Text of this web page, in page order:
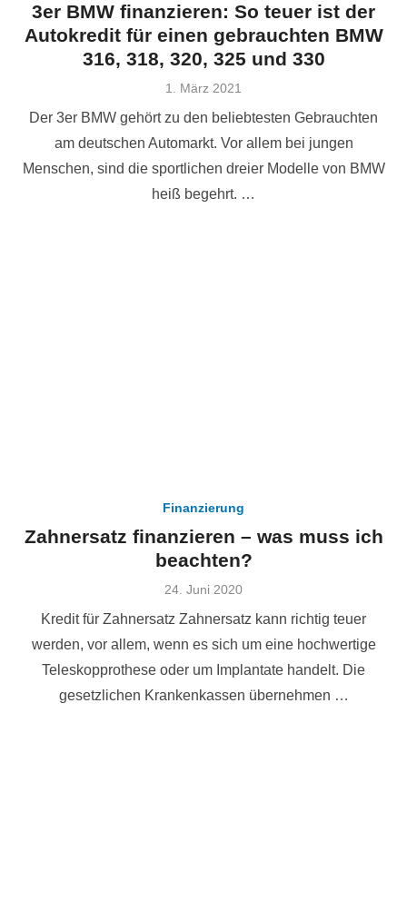
3er BMW finanzieren: So teuer ist der
Autokredit für einen gebrauchten BMW
316, 318, 320, 325 und 330
Veröffentlicht
1. März 2021
Der 3er BMW gehört zu den beliebtesten Gebrauchten
am deutschen Automarkt. Vor allem bei jungen
Menschen, sind die sportlichen dreier Modelle von BMW
heiß begehrt. …
Finanzierung
Zahnersatz finanzieren – was muss ich
beachten?
Veröffentlicht
24. Juni 2020
Kredit für Zahnersatz Zahnersatz kann richtig teuer
werden, vor allem, wenn es sich um eine hochwertige
Teleskopprothese oder um Implantate handelt. Die
gesetzlichen Krankenkassen übernehmen …